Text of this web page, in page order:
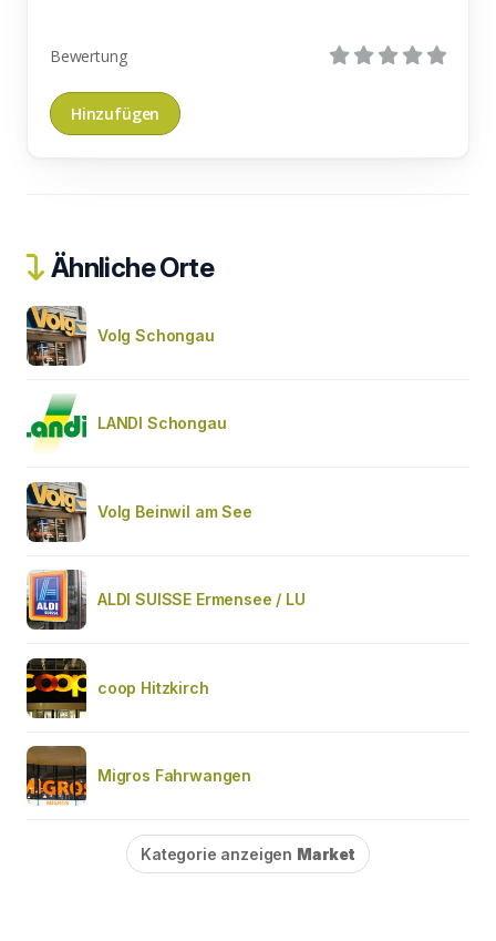
Bewertung
Ähnliche Orte
Volg Schongau
LANDI Schongau
Volg Beinwil am See
ALDI SUISSE Ermensee / LU
coop Hitzkirch
Migros Fahrwangen
Kategorie anzeigen Market